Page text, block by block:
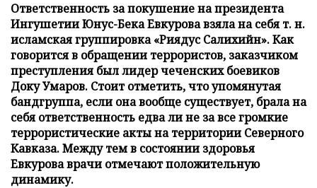
Ответственность за покушение на президента
Ингушетии Юнус-Бека Евкурова взяла на себя т. н.
исламская группировка «Риядус Салихийн». Как
говорится в обращении террористов, заказчиком
преступления был лидер чеченских боевиков
Доку Умаров. Стоит отметить, что упомянутая
бандгруппа, если она вообще существует, брала на
себя ответственность едва ли не за все громкие
террористические акты на территории Северного
Кавказа. Между тем в состоянии здоровья
Евкурова врачи отмечают положительную
динамику.